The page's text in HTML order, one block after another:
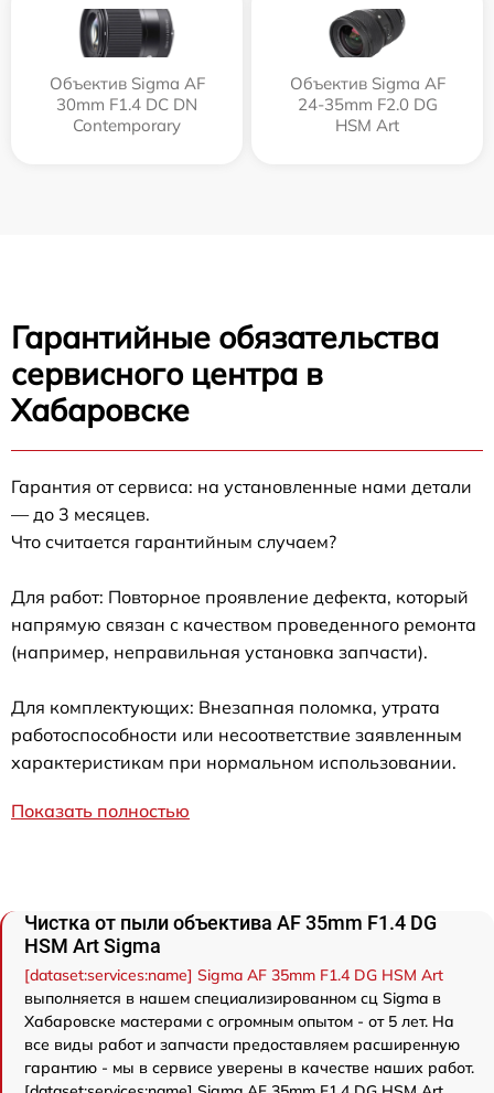
Объектив Sigma AF
30mm F1.4 DC DN
Contemporary
Объектив Sigma AF
24-35mm F2.0 DG
HSM Art
Гарантийные обязательства
сервисного центра в
Хабаровске
Гарантия от сервиса: на установленные нами детали
— до 3 месяцев.
Что считается гарантийным случаем?
Для работ: Повторное проявление дефекта, который
напрямую связан с качеством проведенного ремонта
(например, неправильная установка запчасти).
Для комплектующих: Внезапная поломка, утрата
работоспособности или несоответствие заявленным
характеристикам при нормальном использовании.
Показать полностью
Чистка от пыли объектива AF 35mm F1.4 DG
HSM Art Sigma
[dataset:services:name] Sigma AF 35mm F1.4 DG HSM Art
выполняется в нашем специализированном сц Sigma в
Хабаровске мастерами с огромным опытом - от 5 лет. На
все виды работ и запчасти предоставляем расширенную
гарантию - мы в сервисе уверены в качестве наших работ.